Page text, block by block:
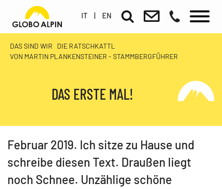
IT | EN
DAS SIND WIR
DIE RATSCHKATTL
VON MARTIN PLANKENSTEINER - STAMMBERGFÜHRER
DAS ERSTE MAL!
Februar 2019. Ich sitze zu Hause und
schreibe diesen Text. Draußen liegt
noch Schnee. Unzählige schöne